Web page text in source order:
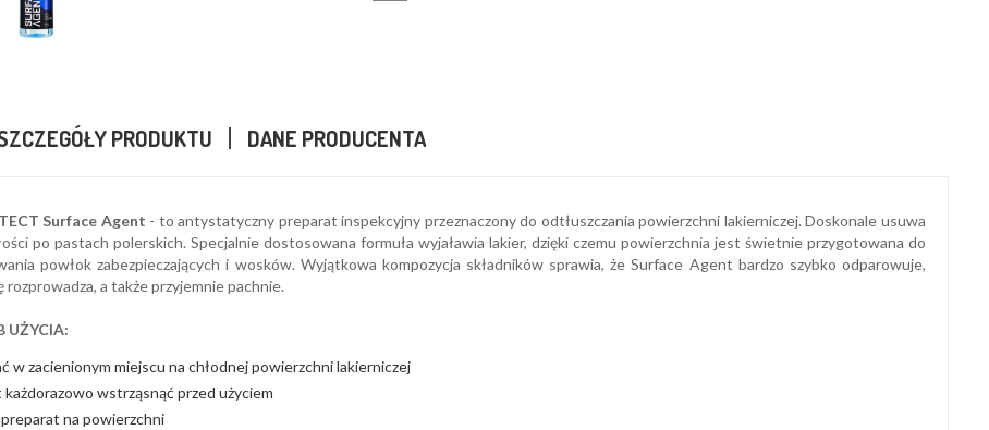
PRODUKTU DANE PRODUCENTA
Surface Agent - to antystatyczny preparat inspekcyjny przeznaczony do odtłuszczania powierzchni lakierniczej. Doskonale usuwa
po pastach polerskich. Specjalnie dostosowana formuła wyjaławia lakier, dzięki czemu powierzchnia jest świetnie przygotowana do
powłok zabezpieczających i wosków. Wyjątkowa kompozycja składników sprawia, że Surface Agent bardzo szybko odparowuje,
rozprowadza, a także przyjemnie pachnie.
UŻYCIA:
w zacienionym miejscu na chłodnej powierzchni lakierniczej
każdorazowo wstrząsnąć przed użyciem
preparat na powierzchni